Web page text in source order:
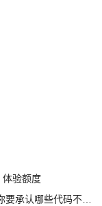
体验额度